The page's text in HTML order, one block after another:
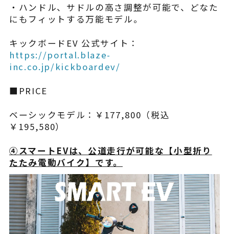
・ハンドル、サドルの高さ調整が可能で、どなた
にもフィットする万能モデル。
キックボードEV 公式サイト：
https://portal.blaze-
inc.co.jp/kickboardev/
■PRICE
ベーシックモデル：￥177,800（税込
￥195,580）
④スマートEVは、公道走行が可能な【小型折り
たたみ電動バイク】です。